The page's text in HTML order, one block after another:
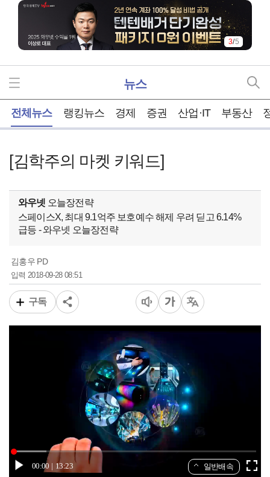
3/5
뉴스
전체뉴스 랭킹뉴스 경제 증권 산업·IT 부동산
[김학주의 마켓 키워드]
와우넷 오늘장전략
스페이스X, 최대 9.1억주 보호예수 해제 우려 딛고 6.14%
급등 - 와우넷 오늘장전략
김홍우 PD
입력2018-09-28 08:51
구독
00:00 13:23 일반배속